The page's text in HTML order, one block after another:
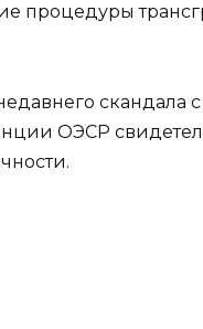
процедуры
скандала
ОЭСР